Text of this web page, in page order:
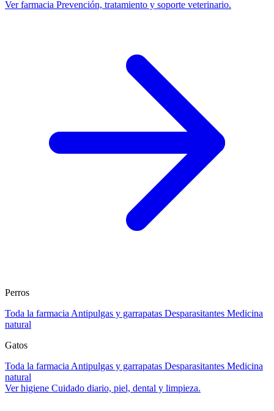
Ver farmacia Prevención, tratamiento y soporte veterinario.
Perros
Toda la farmacia Antipulgas y garrapatas Desparasitantes Medicina
natural
Gatos
Toda la farmacia Antipulgas y garrapatas Desparasitantes Medicina
natural
Ver higiene Cuidado diario, piel, dental y limpieza.